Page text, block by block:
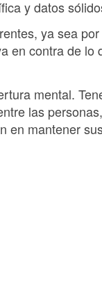
y datos
ya sea
en contra de lo
mental.
las
en mantener